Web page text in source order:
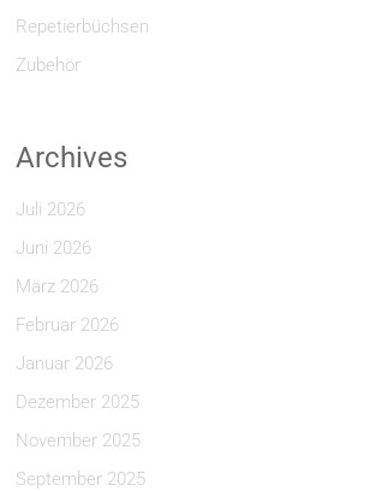
Repetierbüchsen
Zubehör
Archives
Juli 2026
Juni 2026
März 2026
Februar 2026
Januar 2026
Dezember 2025
November 2025
September 2025